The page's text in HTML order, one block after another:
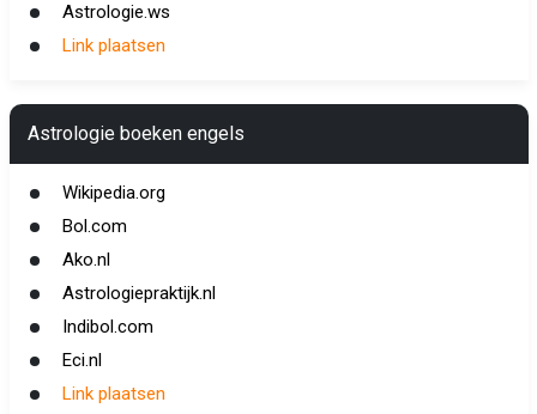
Astrologie.ws
Link plaatsen
Astrologie boeken engels
Wikipedia.org
Bol.com
Ako.nl
Astrologiepraktijk.nl
Indibol.com
Eci.nl
Link plaatsen